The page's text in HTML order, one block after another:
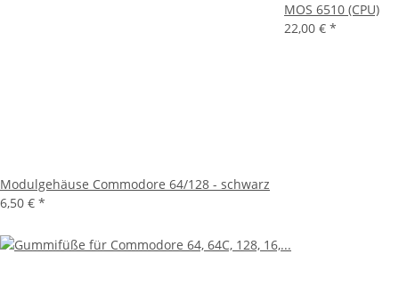
Modulgehäuse Commodore 64/128 - schwarz
6,50 € *
MOS 6510 (CPU)
22,00 € *